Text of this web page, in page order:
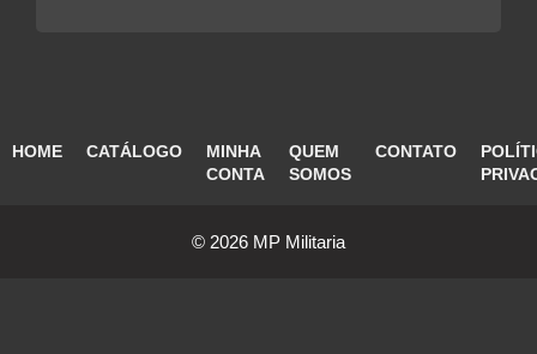
HOME CATÁLOGO
MINHA
CONTA
QUEM
SOMOS
CONTATO
© 2026 MP Militaria